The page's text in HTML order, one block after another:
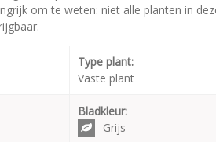
om te weten: niet alle planten in
Type plant:
Vaste plant
Bladkleur:
Grijs